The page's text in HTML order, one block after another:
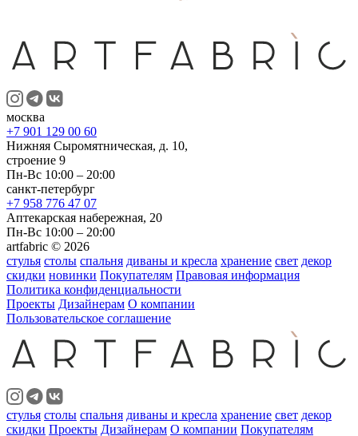
москва
+7 901 129 00 60
Нижняя Сыромятническая, д. 10,
строение 9
Пн-Вс 10:00 – 20:00
санкт-петербург
+7 958 776 47 07
Аптекарская набережная, 20
Пн-Вс 10:00 – 20:00
artfabric © 2026
стулья столы спальня диваны и кресла хранение свет декор
скидки новинки Покупателям Правовая информация
Политика конфиденциальности
Проекты Дизайнерам О компании
Пользовательское соглашение
стулья столы спальня диваны и кресла хранение свет декор
скидки Проекты Дизайнерам О компании Покупателям